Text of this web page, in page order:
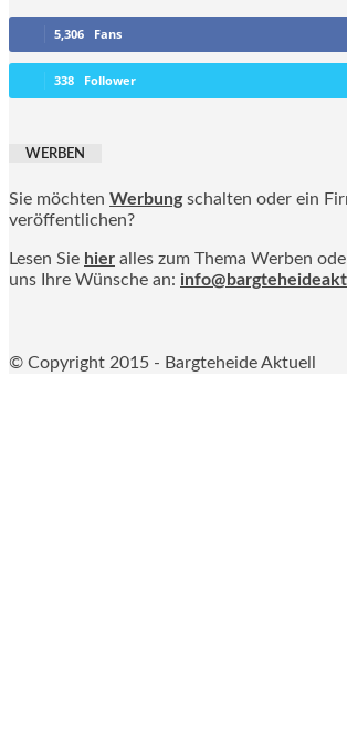
5,306 Fans
338 Follower
WERBEN
Sie möchten Werbung schalten oder ein
veröffentlichen?
Lesen Sie hier alles zum Thema Werben
uns Ihre Wünsche an:
© Copyright 2015 - Bargteheide Aktuell